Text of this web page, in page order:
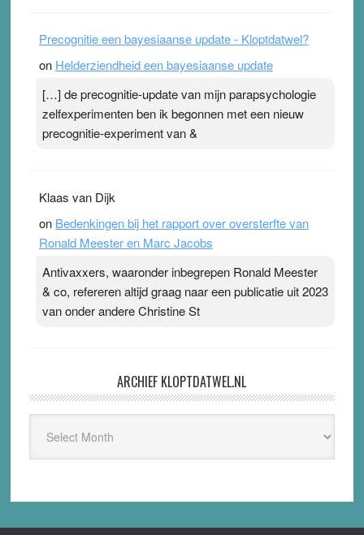
Precognitie een bayesiaanse update - Kloptdatwel?
on Helderziendheid een bayesiaanse update
[…] de precognitie-update van mijn parapsychologie
zelfexperimenten ben ik begonnen met een nieuw
precognitie-experiment van &
Klaas van Dijk
on Bedenkingen bij het rapport over oversterfte van
Ronald Meester en Marc Jacobs
Antivaxxers, waaronder inbegrepen Ronald Meester
& co, refereren altijd graag naar een publicatie uit 2023
van onder andere Christine St
ARCHIEF KLOPTDATWEL.NL
Kloptdatwel.nl